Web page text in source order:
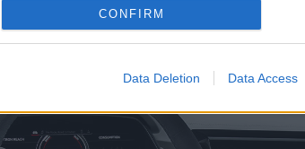
CONFIRM
Data Deletion Data Access